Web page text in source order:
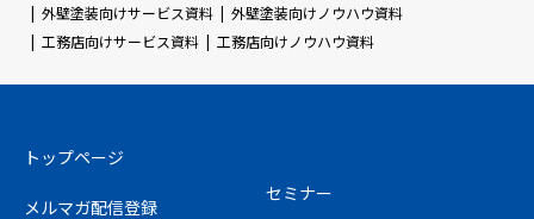
外壁塗装向けサービス資料
外壁塗装向けノウハウ資料
工務店向けサービス資料
工務店向けノウハウ資料
トップページ
メルマガ配信登録
セミナー